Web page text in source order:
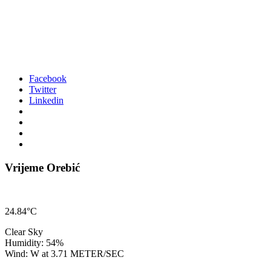
Facebook
Twitter
Linkedin
Vrijeme Orebić
24.84°C
Clear Sky
Humidity: 54%
Wind: W at 3.71 METER/SEC